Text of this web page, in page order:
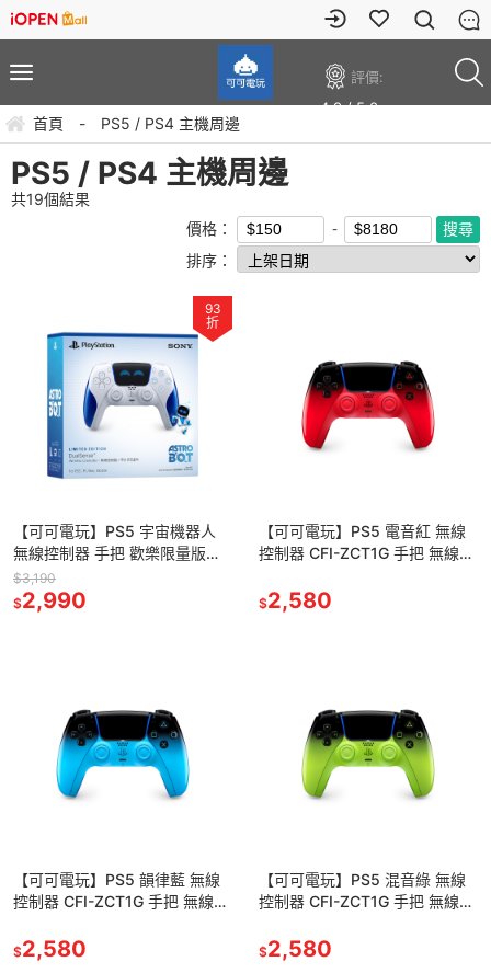
評價:
4.9 / 5.0
首頁 - PS5 / PS4 主機周邊
PS5 / PS4 主機周邊
共19個結果
價格：
排序：
93
折
【可可電玩】PS5 宇宙機器人
無線控制器 手把 歡樂限量版無
線手把 DualSense 無線控制器
$3,190
$2,990
【可可電玩】PS5 電音紅 無線
控制器 CFI-ZCT1G 手把 無線手
制器
$2,580
【可可電玩】PS5 韻律藍 無線
控制器 CFI-ZCT1G 手把 無線手
制器
$2,580
【可可電玩】PS5 混音綠 無線
控制器 CFI-ZCT1G 手把 無線手
制器
$2,580